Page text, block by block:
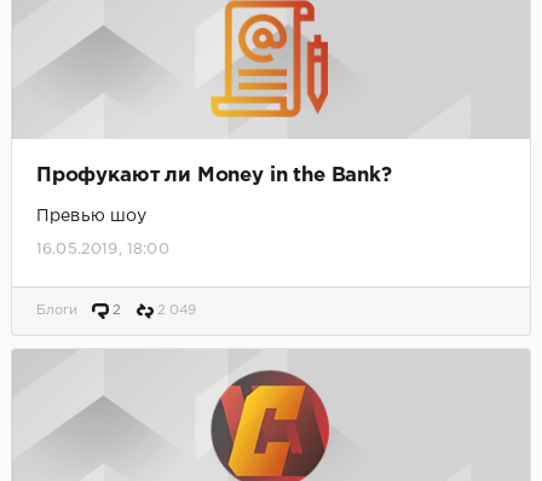
Профукают ли Money in the Bank?
Превью шоу
16.05.2019, 18:00
Блоги 2 2 049